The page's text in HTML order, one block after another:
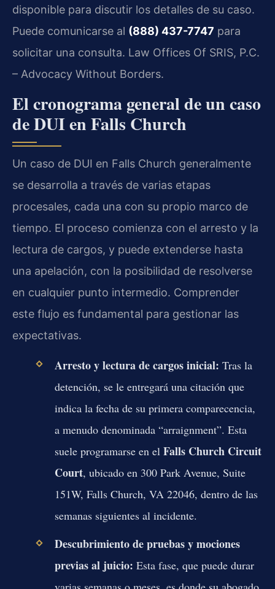
disponible para discutir los detalles de su caso.
Puede comunicarse al (888) 437-7747 para
solicitar una consulta. Law Offices Of SRIS, P.C.
– Advocacy Without Borders.
El cronograma general de un caso
de DUI en Falls Church
Un caso de DUI en Falls Church generalmente
se desarrolla a través de varias etapas
procesales, cada una con su propio marco de
tiempo. El proceso comienza con el arresto y la
lectura de cargos, y puede extenderse hasta
una apelación, con la posibilidad de resolverse
en cualquier punto intermedio. Comprender
este flujo es fundamental para gestionar las
expectativas.
Arresto y lectura de cargos inicial: Tras la
detención, se le entregará una citación que
indica la fecha de su primera comparecencia,
a menudo denominada “arraignment”. Esta
suele programarse en el Falls Church Circuit
Court, ubicado en 300 Park Avenue, Suite
151W, Falls Church, VA 22046, dentro de las
semanas siguientes al incidente.
Descubrimiento de pruebas y mociones
previas al juicio: Esta fase, que puede durar